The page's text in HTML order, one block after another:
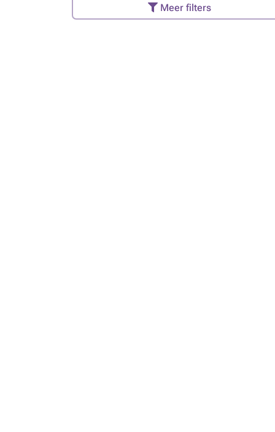
Meer filters